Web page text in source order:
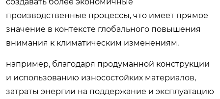
создавать более экономичные
производственные процессы, что имеет прямое
значение в контексте глобального повышения
внимания к климатическим изменениям.
например, благодаря продуманной конструкции
и использованию износостойких материалов,
затраты энергии на поддержание и эксплуатацию